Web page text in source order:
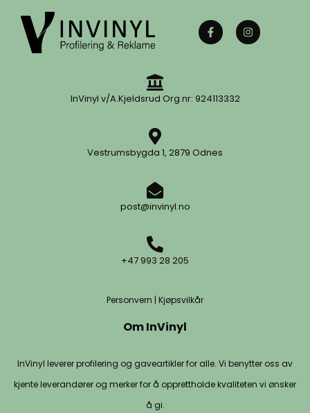
InVinyl v/A.Kjeldsrud Org.nr: 924113332
Vestrumsbygda 1, 2879 Odnes
post@invinyl.no
+47 993 28 205
Personvern | Kjøpsvilkår
Om InVinyl
InVinyl leverer profilering og gaveartikler for alle. Vi benytter oss av
kjente leverandører og merker for å opprettholde kvaliteten vi ønsker
å gi.